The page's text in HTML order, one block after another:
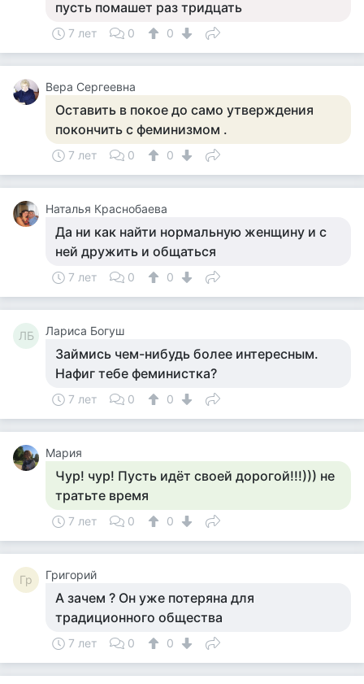
пусть помашет раз тридцать
7 лет 0 0
Вера Сергеевна
Оставить в покое до само утверждения
покончить с феминизмом .
7 лет 0 0
Наталья Краснобаева
Да ни как найти нормальную женщину и с
ней дружить и общаться
7 лет 0 0
ЛБ Лариса Богуш
Займись чем-нибудь более интересным.
Нафиг тебе феминистка?
7 лет 0 0
Мария
Чур! чур! Пусть идёт своей дорогой!!!))) не
тратьте время
7 лет 0 0
Гр Григорий
А зачем ? Он уже потеряна для
традиционного общества
7 лет 0 0